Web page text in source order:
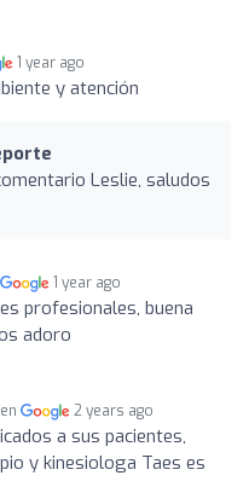
1 year ago
y atención
Leslie, saludos
1 year ago
profesionales, buena
adoro
2 years ago
a sus pacientes,
y kinesiologa Taes es